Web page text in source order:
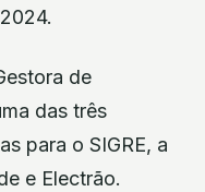
de
das três
para o SIGRE, a
e Electrão.